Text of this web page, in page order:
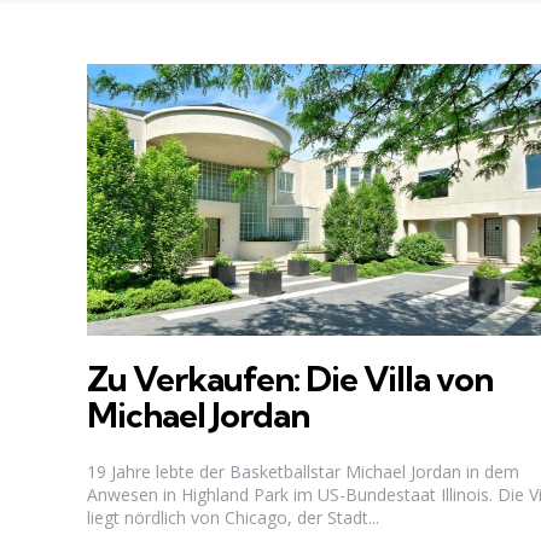
Zu Verkaufen: Die Villa von
Michael Jordan
19 Jahre lebte der Basketballstar Michael Jordan in dem
Anwesen in Highland Park im US-Bundestaat Illinois. Die
liegt nördlich von Chicago, der Stadt...